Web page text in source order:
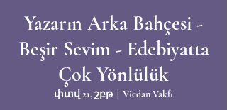
Yazarın Arka Bahçesi -
Beşir Sevim - Edebiyatta
Çok Yönlülük
փտվ 21, շբթ
  |
Vicdan Vakfı